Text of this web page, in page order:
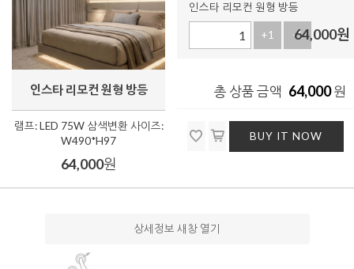
인스타 리모컨 원형 방등
램프: LED 75W 삼색변환 사이즈:
W490*H97
64,000원
인스타 리모컨 원형 방등
+1 -1
64,000원
총 상품 금액 64,000원
BUY IT NOW
상세정보 새창 열기